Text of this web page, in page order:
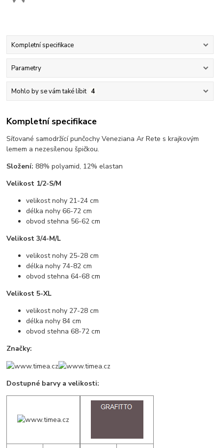
Kompletní specifikace
Parametry
Mohlo by se vám také líbit 4
Kompletní specifikace
Síťované samodržící punčochy Veneziana Ar Rete s krajkovým
lemem a nezesílenou špičkou.
Složení: 88% polyamid, 12% elastan
Velikost 1/2-S/M
velikost nohy 21-24 cm
délka nohy 66-72 cm
obvod stehna 56-62 cm
Velikost 3/4-M/L
velikost nohy 25-28 cm
délka nohy 74-82 cm
obvod stehna 64-68 cm
Velikost 5-XL
velikost nohy 27-28 cm
délka nohy 84 cm
obvod stehna 68-72 cm
Značky:
Dostupné barvy a velikosti: